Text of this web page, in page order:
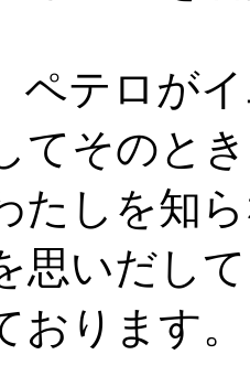
テロが
てそのと
たしを知
思いだし
おります。